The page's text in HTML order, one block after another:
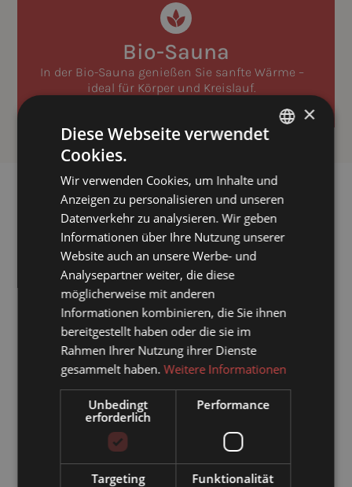
Bio-Sauna
In der Bio-Sauna genießen Sie sanfte Wärme –
ideal für Körper und Kreislauf.
EINTAUCHEN & TREIBEN LASSEN
Indoor-Pool
Tauchen Sie ein in das wohltemperierte Wasser
unseres hoteleigenen Hallenbades
genussvoll treiben.
ENGLISH
×
Diese Webseite verwendet
Cookies.
Wir verwenden Cookies, um Inhalte und
Anzeigen zu personalisieren und unseren
Datenverkehr zu analysieren. Wir geben
Informationen über Ihre Nutzung unserer
Website auch an unsere Werbe- und
Analysepartner weiter, die diese
möglicherweise mit anderen
Informationen kombinieren, die Sie ihnen
bereitgestellt haben oder die sie im
Rahmen Ihrer Nutzung ihrer Dienste
gesammelt haben. Weitere Informationen
Unbedingt
erforderlich
Performance
Targeting Funktionalität